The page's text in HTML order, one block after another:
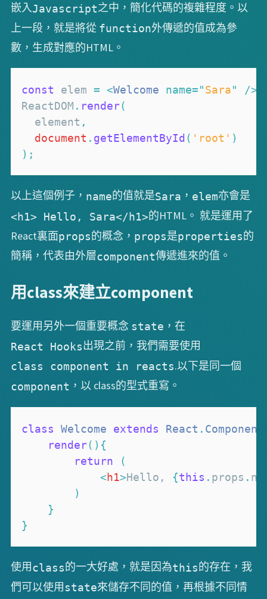
嵌入Javascript之中，簡化代碼的複雜程度。以
上一段，就是將從 function外傳遞的值成為參
數，生成對應的HTML。
const elem = <Welcome name="Sara"
/>
ReactDOM . render(
  element
,
document . getElementById( 'root' )
) ;
以上這個例子， name的值就是Sara ， elem亦會是
<h1> Hello, Sara</h1>的HTML。 就是運用了
React裏面props的概念， props是properties的
簡稱，代表由外層component傳遞進來的值。
用class來建立component
要運用另外一個重要概念 state ，在
React Hooks出現之前，我們需要使用
class component in reacts.以下是同一個
component ，以 class的型式重寫。
class Welcome extends React . Component
render( ) {
return
(
<h1>Hello, {this . props .
)
}
}
使用class的一大好處，就是因為this的存在，我
們可以使用state來儲存不同的值，再根據不同情